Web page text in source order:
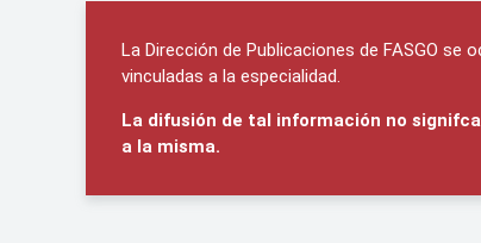
La Dirección de Publicaciones de FASGO
vinculadas a la especialidad.
La difusión de tal información no
a la misma.